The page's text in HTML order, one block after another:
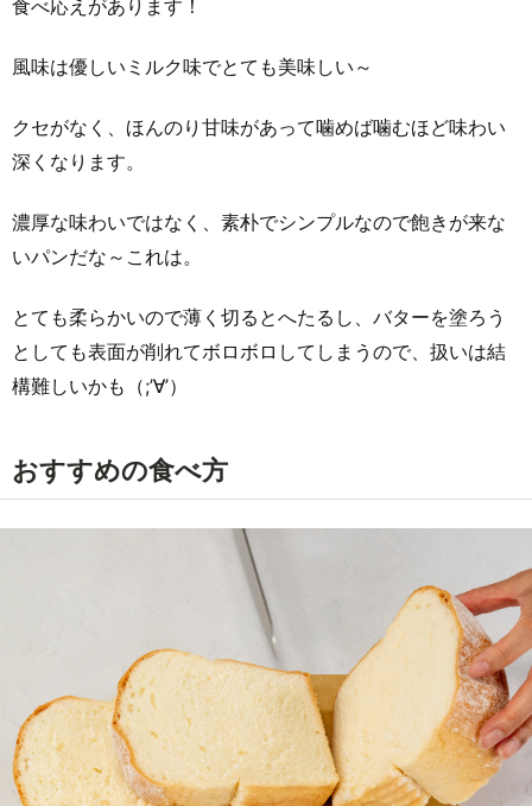
食べ応えがあります！
風味は優しいミルク味でとても美味しい～
クセがなく、ほんのり甘味があって噛めば噛むほど味わい
深くなります。
濃厚な味わいではなく、素朴でシンプルなので飽きが来な
いパンだな～これは。
とても柔らかいので薄く切るとへたるし、バターを塗ろう
としても表面が削れてボロボロしてしまうので、扱いは結
構難しいかも（;’∀’）
おすすめの食べ方